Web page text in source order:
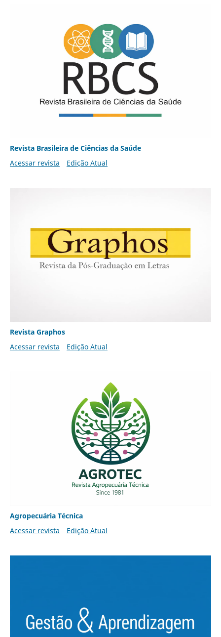
Revista Brasileira de Ciências da Saúde
Acessar revista
Edição Atual
Revista Graphos
Acessar revista
Edição Atual
Agropecuária Técnica
Acessar revista
Edição Atual